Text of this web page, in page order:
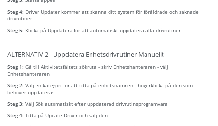
Steg 4: Driver Updater kommer att skanna ditt system för föråldrade och saknade
drivrutiner
Steg 5: Klicka på Uppdatera för att automatiskt uppdatera alla drivrutiner
ALTERNATIV 2 - Uppdatera Enhetsdrivrutiner Manuellt
Steg 1: Gå till Aktivitetsfältets sökruta - skriv Enhetshanteraren - välj
Enhetshanteraren
Steg 2: Välj en kategori för att titta på enhetsnamnen - högerklicka på den som
behöver uppdateras
Steg 3: Välj Sök automatiskt efter uppdaterad drivrutinsprogramvara
Steg 4: Titta på Update Driver och välj den